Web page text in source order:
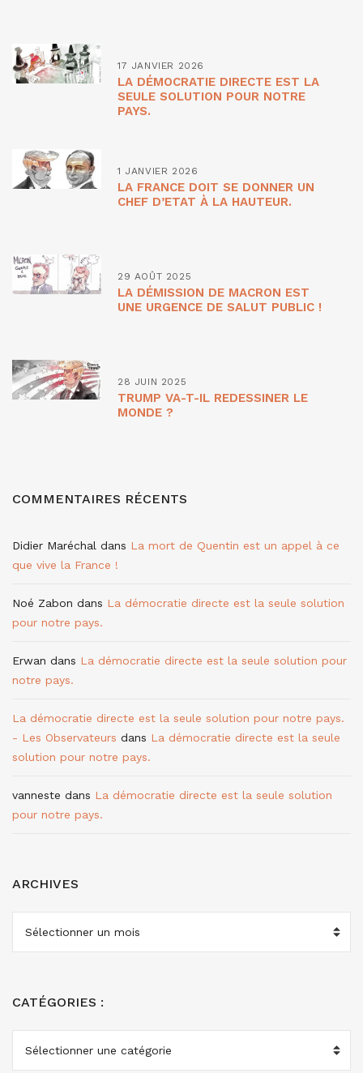
17 JANVIER 2026
LA DÉMOCRATIE DIRECTE EST LA
SEULE SOLUTION POUR NOTRE
PAYS.
1 JANVIER 2026
LA FRANCE DOIT SE DONNER UN
CHEF D’ETAT À LA HAUTEUR.
29 AOÛT 2025
LA DÉMISSION DE MACRON EST
UNE URGENCE DE SALUT PUBLIC !
28 JUIN 2025
TRUMP VA-T-IL REDESSINER LE
MONDE ?
COMMENTAIRES RÉCENTS
Didier Maréchal dans La mort de Quentin est un appel à ce
que vive la France !
Noé Zabon dans La démocratie directe est la seule solution
pour notre pays.
Erwan dans La démocratie directe est la seule solution pour
notre pays.
La démocratie directe est la seule solution pour notre pays.
- Les Observateurs dans La démocratie directe est la seule
solution pour notre pays.
vanneste dans La démocratie directe est la seule solution
pour notre pays.
ARCHIVES
CATÉGORIES :